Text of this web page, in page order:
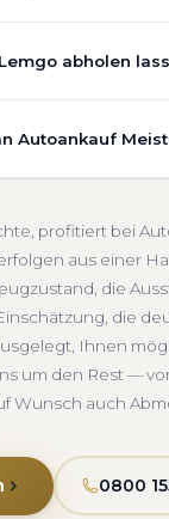
Ohne TÜV
Lemgo
abholen
oder an einem
Autoankauf
Wunsch den
für sich.
Komplettservice
profitiert bei
aus einer
die
die
Ihnen
um den Rest —
Wunsch auch
0800